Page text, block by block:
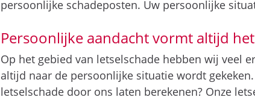
persoonlijke schadeposten. Uw persoonlijke
Persoonlijke aandacht vormt altijd
Op het gebied van letselschade hebben wij veel
altijd naar de persoonlijke situatie wordt
letselschade door ons laten berekenen? Onze